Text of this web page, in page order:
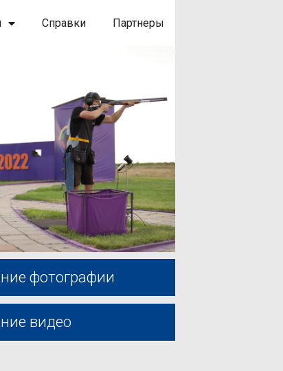
Справки Партнеры
фотографии
видео